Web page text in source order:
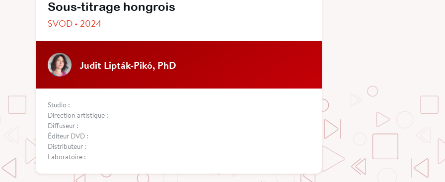
Sous-titrage hongrois
SVOD • 2024
Judit Lipták-Pikó, PhD
Studio :
Direction artistique :
Diffuseur :
Éditeur DVD :
Distributeur :
Laboratoire :